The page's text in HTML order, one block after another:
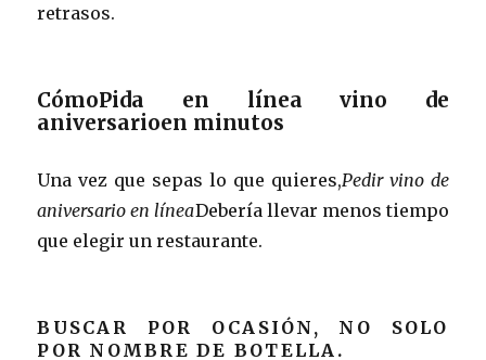
retrasos.
CómoPida en línea vino de
aniversarioen minutos
Una vez que sepas lo que quieres,Pedir vino de
aniversario en líneaDebería llevar menos tiempo
que elegir un restaurante.
BUSCAR POR OCASIÓN, NO SOLO
POR NOMBRE DE BOTELLA.